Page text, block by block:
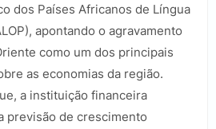
dos Países Africanos de Língua
apontando o agravamento
como um dos principais
as economias da região.
a instituição financeira
previsão de crescimento